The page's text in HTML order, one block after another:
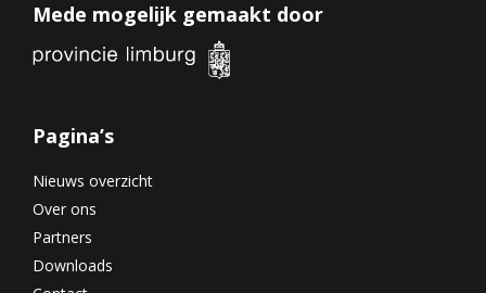
Mede mogelijk gemaakt door
Pagina’s
Nieuws overzicht
Over ons
Partners
Downloads